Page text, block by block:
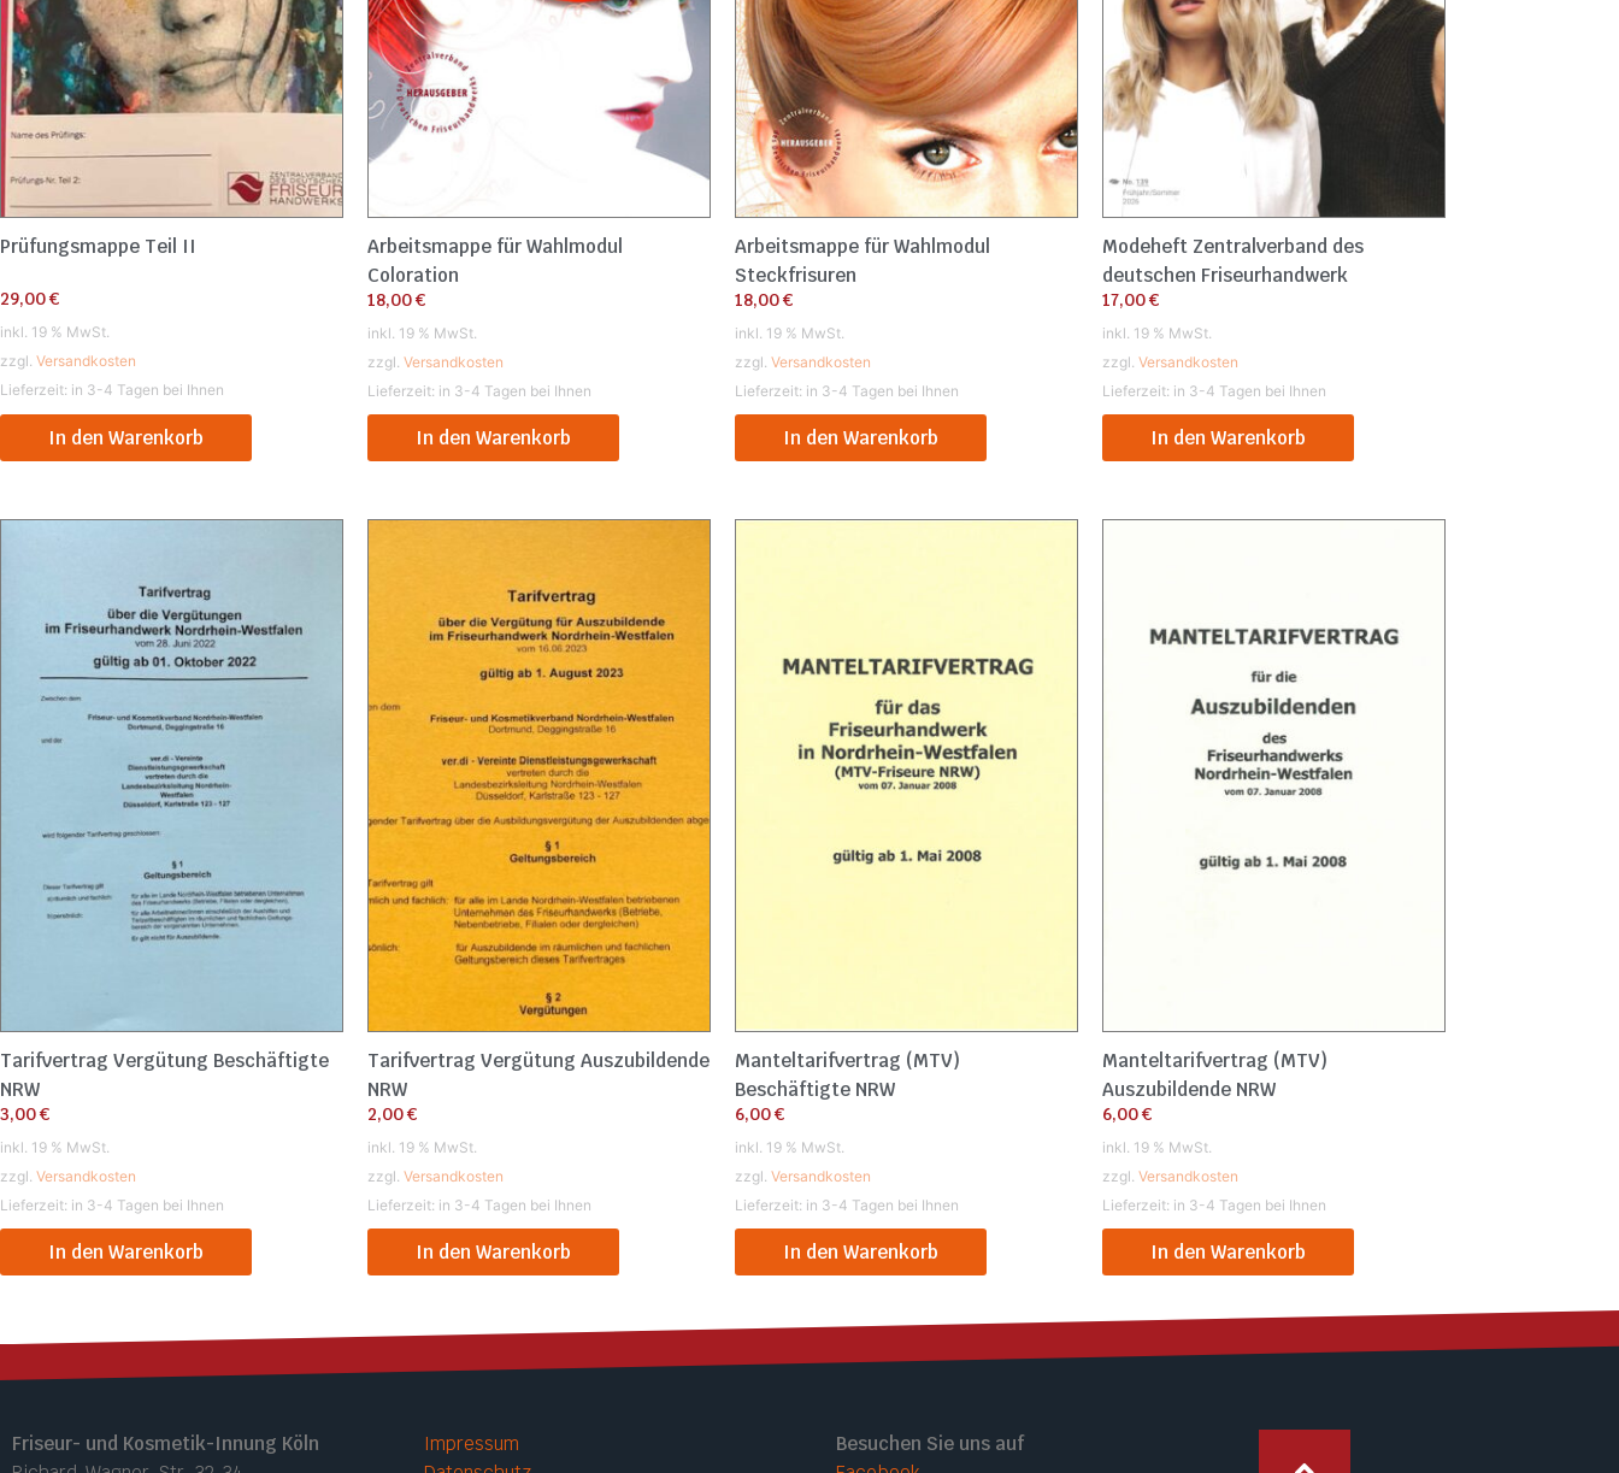
Prüfungsmappe Teil II
29,00€
inkl. 19 % MwSt.
zzgl. Versandkosten
Lieferzeit: in 3-4 Tagen bei Ihnen
In den Warenkorb
Arbeitsmappe für Wahlmodul
Coloration
18,00€
inkl. 19 % MwSt.
zzgl. Versandkosten
Lieferzeit: in 3-4 Tagen bei Ihnen
In den Warenkorb
Arbeitsmappe für Wahlmodul
Steckfrisuren
18,00€
inkl. 19 % MwSt.
zzgl. Versandkosten
Lieferzeit: in 3-4 Tagen bei Ihnen
In den Warenkorb
Modeheft Zentralverband des
deutschen Friseurhandwerk
17,00€
inkl. 19 % MwSt.
zzgl. Versandkosten
Lieferzeit: in 3-4 Tagen bei Ihnen
In den Warenkorb
Tarifvertrag Vergütung Beschäftigte
NRW
3,00€
inkl. 19 % MwSt.
zzgl. Versandkosten
Lieferzeit: in 3-4 Tagen bei Ihnen
In den Warenkorb
Tarifvertrag Vergütung Auszubildende
NRW
2,00€
inkl. 19 % MwSt.
zzgl. Versandkosten
Lieferzeit: in 3-4 Tagen bei Ihnen
In den Warenkorb
Manteltarifvertrag (MTV)
Beschäftigte NRW
6,00€
inkl. 19 % MwSt.
zzgl. Versandkosten
Lieferzeit: in 3-4 Tagen bei Ihnen
In den Warenkorb
Manteltarifvertrag (MTV)
Auszubildende NRW
6,00€
inkl. 19 % MwSt.
zzgl. Versandkosten
Lieferzeit: in 3-4 Tagen bei Ihnen
In den Warenkorb
Friseur- und Kosmetik-Innung Köln
Impressum
Besuchen Sie uns auf